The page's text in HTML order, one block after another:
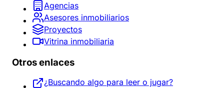
Agencias
Asesores inmobiliarios
Proyectos
Vitrina inmobiliaria
Otros enlaces
¿Buscando algo para leer o jugar?